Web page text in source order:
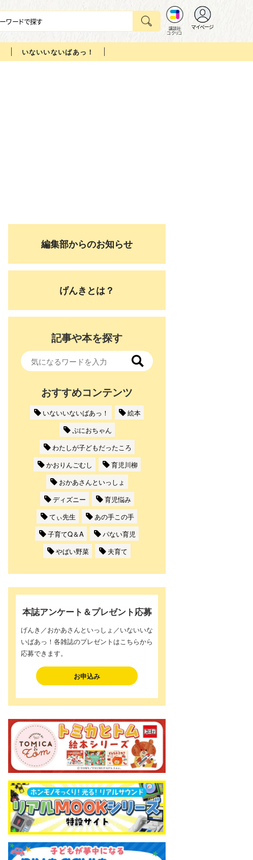
講談社
コクリコ
マイページ
いないいないばあっ！
編集部からのお知らせ
げんきとは？
記事や本を探す
おすすめコンテンツ
いないいないばあっ！
絵本
ぷにおちゃん
わたしが子どもだったころ
かおりんごむし
育児川柳
おかあさんといっしょ
ディズニー
育児悩み
てぃ先生
あの手この手
子育てQ＆A
パない育児
やばい野菜
夫育て
本誌アンケート＆プレゼント応募
げんき／おかあさんといっしょ／いないいな
いばあっ！各雑誌のプレゼントはこちらから
応募できます。
お申込み